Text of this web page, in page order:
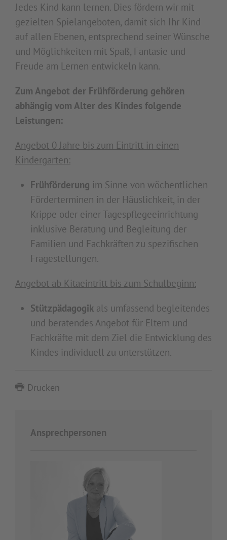
Jedes Kind kann lernen. Dies fördern wir mit
gezielten Spielangeboten, damit sich Ihr Kind
auf allen Ebenen, entsprechend seiner Wünsche
und Möglichkeiten mit Spaß, Fantasie und
Freude am Lernen entwickeln kann.
Zum Angebot der Frühförderung gehören
abhängig vom Alter des Kindes folgende
Leistungen:
Angebot 0 Jahre bis zum Eintritt in einen
Kindergarten:
Frühförderung im Sinne von wöchentlichen
Förderterminen in der Häuslichkeit, in der
Krippe oder einer Tagespflegeeinrichtung
inklusive Beratung und Begleitung der
Familien und Fachkräften zu spezifischen
Fragestellungen.
Angebot ab Kitaeintritt bis zum Schulbeginn:
Stützpädagogik als umfassend begleitendes
und beratendes Angebot für Eltern und
Fachkräfte mit dem Ziel die Entwicklung des
Kindes individuell zu unterstützen.
Drucken
Ansprechpersonen